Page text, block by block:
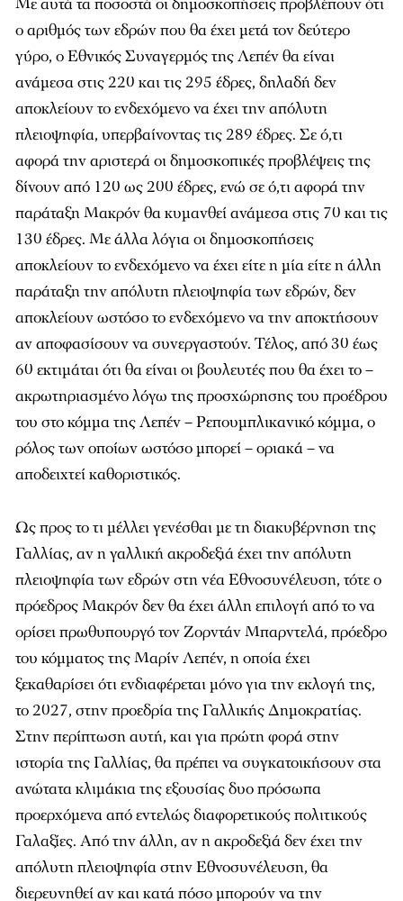
ο αριθμός των εδρών που θα έχει μετά τον δεύτερο
γύρο, ο Εθνικός Συναγερμός της Λεπέν θα είναι
ανάμεσα στις 220 και τις 295 έδρες, δηλαδή δεν
αποκλείουν το ενδεχόμενο να έχει την απόλυτη
πλειοψηφία, υπερβαίνοντας τις 289 έδρες. Σε ό,τι
αφορά την αριστερά οι δημοσκοπικές προβλέψεις της
δίνουν από 120 ως 200 έδρες, ενώ σε ό,τι αφορά την
παράταξη Μακρόν θα κυμανθεί ανάμεσα στις 70 και τις
130 έδρες. Με άλλα λόγια οι δημοσκοπήσεις
αποκλείουν το ενδεχόμενο να έχει είτε η μία είτε η άλλη
παράταξη την απόλυτη πλειοψηφία των εδρών, δεν
αποκλείουν ωστόσο το ενδεχόμενο να την αποκτήσουν
αν αποφασίσουν να συνεργαστούν. Τέλος, από 30 έως
60 εκτιμάται ότι θα είναι οι βουλευτές που θα έχει το –
ακρωτηριασμένο λόγω της προσχώρησης του προέδρου
του στο κόμμα της Λεπέν – Ρεπουμπλικανικό κόμμα, ο
ρόλος των οποίων ωστόσο μπορεί – οριακά – να
αποδειχτεί καθοριστικός.
Ως προς το τι μέλλει γενέσθαι με τη διακυβέρνηση της
Γαλλίας, αν η γαλλική ακροδεξιά έχει την απόλυτη
πλειοψηφία των εδρών στη νέα Εθνοσυνέλευση, τότε ο
πρόεδρος Μακρόν δεν θα έχει άλλη επιλογή από το να
ορίσει πρωθυπουργό τον Ζορντάν Μπαρντελά, πρόεδρο
του κόμματος της Μαρίν Λεπέν, η οποία έχει
ξεκαθαρίσει ότι ενδιαφέρεται μόνο για την εκλογή της,
το 2027, στην προεδρία της Γαλλικής Δημοκρατίας.
Στην περίπτωση αυτή, και για πρώτη φορά στην
ιστορία της Γαλλίας, θα πρέπει να συγκατοικήσουν στα
ανώτατα κλιμάκια της εξουσίας δυο πρόσωπα
προερχόμενα από εντελώς διαφορετικούς πολιτικούς
Γαλαξίες. Από την άλλη, αν η ακροδεξιά δεν έχει την
απόλυτη πλειοψηφία στην Εθνοσυνέλευση, θα
διερευνηθεί αν και κατά πόσο μπορούν να την